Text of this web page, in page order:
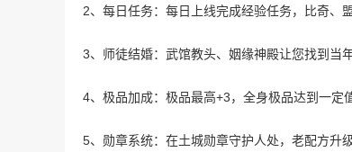
2、每日任务：每日上线完成经验任务，比奇、盟
3、师徒结婚：武馆教头、姻缘神殿让您找到当
4、极品加成：极品最高+3，全身极品达到一定
5、勋章系统：在土城勋章守护人处，老配方升级